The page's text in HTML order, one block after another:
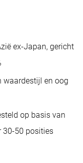
ex-Japan, gericht
waardestijl en oog
op basis van
30-50 posities